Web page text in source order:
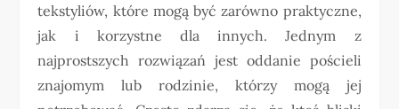
tekstyliów, które mogą być zarówno praktyczne,
jak i korzystne dla innych. Jednym z
najprostszych rozwiązań jest oddanie pościeli
znajomym lub rodzinie, którzy mogą jej